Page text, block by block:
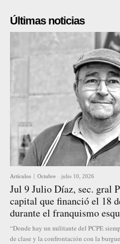
Últimas noticias
Artículos Octubre - julio 10, 2026
Jul 9 Julio Díaz, sec. gral
capital que financió el 18
durante el franquismo
“Donde hay un militante del PCPE
de clase y la confrontación con la